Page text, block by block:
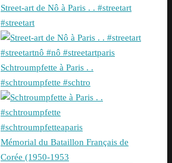
Street-art de Nô à Paris . . #streetart
#streetart
Schtroumpfette à Paris . .
#schtroumpfette #schtro
Mémorial du Bataillon Français de
Corée (1950-1953